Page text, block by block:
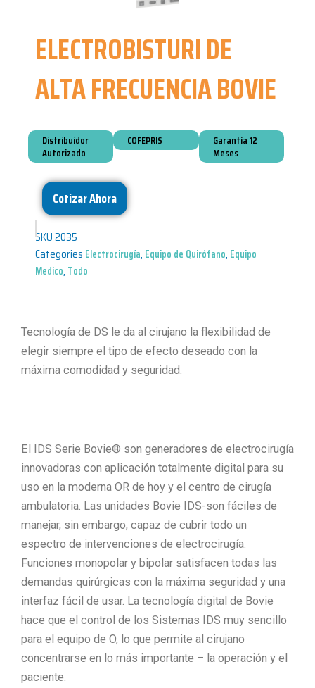
ELECTROBISTURI DE
ALTA FRECUENCIA BOVIE
Distribuidor
Autorizado
COFEPRIS
Garantía 12
Meses
Cotizar Ahora
SKU2035
Categories Electrocirugía, Equipo de Quirófano, Equipo
Medico, Todo
Tecnología de DS le da al cirujano la flexibilidad de
elegir siempre el tipo de efecto deseado con la
máxima comodidad y seguridad.
El IDS Serie Bovie® son generadores de electrocirugía
innovadoras con aplicación totalmente digital para su
uso en la moderna OR de hoy y el centro de cirugía
ambulatoria. Las unidades Bovie IDS-son fáciles de
manejar, sin embargo, capaz de cubrir todo un
espectro de intervenciones de electrocirugía.
Funciones monopolar y bipolar satisfacen todas las
demandas quirúrgicas con la máxima seguridad y una
interfaz fácil de usar. La tecnología digital de Bovie
hace que el control de los Sistemas IDS muy sencillo
para el equipo de O, lo que permite al cirujano
concentrarse en lo más importante – la operación y el
paciente.